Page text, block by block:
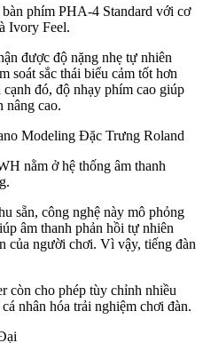
phím PHA-4 Standard với cơ
Ivory Feel.
được độ nặng nhẹ tự nhiên
soát sắc thái biểu cảm tốt hơn
đó, độ nhạy phím cao giúp
nâng cao.
Modeling Đặc Trưng Roland
nằm ở hệ thống âm thanh
sẵn, công nghệ này mô phỏng
âm thanh phản hồi tự nhiên
của người chơi. Vì vậy, tiếng đàn
còn cho phép tùy chỉnh nhiều
nhân hóa trải nghiệm chơi đàn.